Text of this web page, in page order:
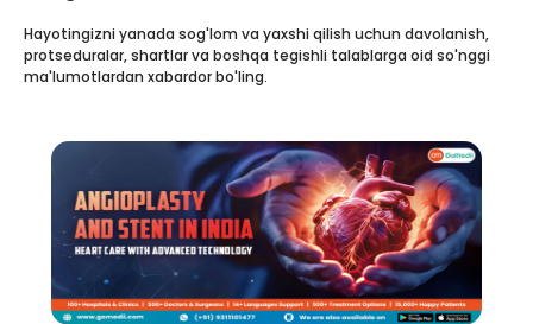
Hayotingizni yanada sog'lom va yaxshi qilish uchun davolanish,
protseduralar, shartlar va boshqa tegishli talablarga oid so'nggi
ma'lumotlardan xabardor bo'ling.